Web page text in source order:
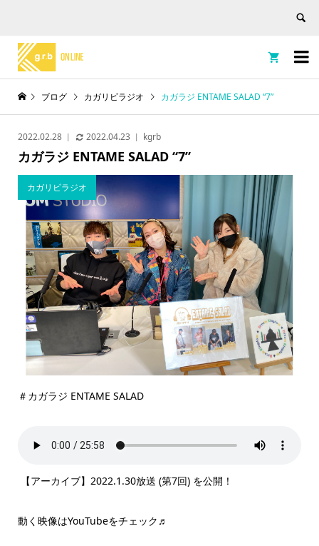


ブログ カガリビラジオ カガラジ ENTAME SALAD “7”
2022.02.28 2022.04.23 kgrb
カガラジ ENTAME SALAD “7”
カガリビラジオ
＃カガラジ ENTAME SALAD
【アーカイブ】2022.1.30放送 (第7回) を公開！
動く映像はYouTubeをチェック♬